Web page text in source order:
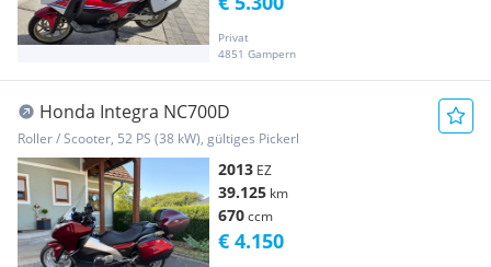
Privat
4851 Gampern
Honda Integra NC700D
Roller / Scooter, 52 PS (38 kW), gültiges Pickerl
2013 EZ
39.125 km
670ccm
€ 4.150